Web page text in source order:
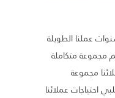
عملنا الطويلة
تقديم مجموعة متكاملة
مجموعة
احتياجات عملائنا